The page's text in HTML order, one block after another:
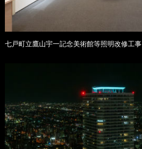
七戸町立鷹山宇一記念美術館等照明改修工事